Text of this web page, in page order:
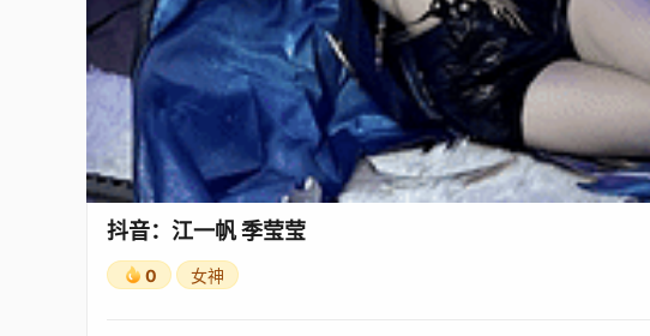
抖音：江一帆 季莹莹
0 女神